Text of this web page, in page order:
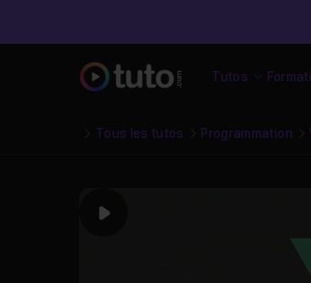
Tutos
Tous les tutos Programmation
Play